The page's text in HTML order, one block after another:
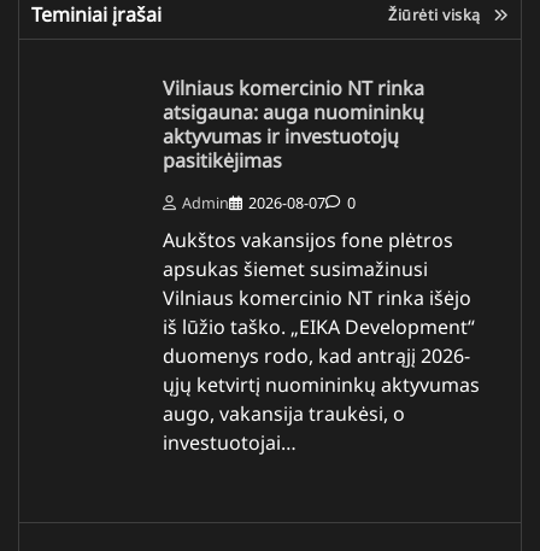
Teminiai įrašai Žiūrėti viską
Vilniaus komercinio NT rinka
atsigauna: auga nuomininkų
aktyvumas ir investuotojų
pasitikėjimas
Admin 2026-08-07 0
Aukštos vakansijos fone plėtros
apsukas šiemet susimažinusi
Vilniaus komercinio NT rinka išėjo
iš lūžio taško. „EIKA Development“
duomenys rodo, kad antrąjį 2026-
ųjų ketvirtį nuomininkų aktyvumas
augo, vakansija traukėsi, o
investuotojai…